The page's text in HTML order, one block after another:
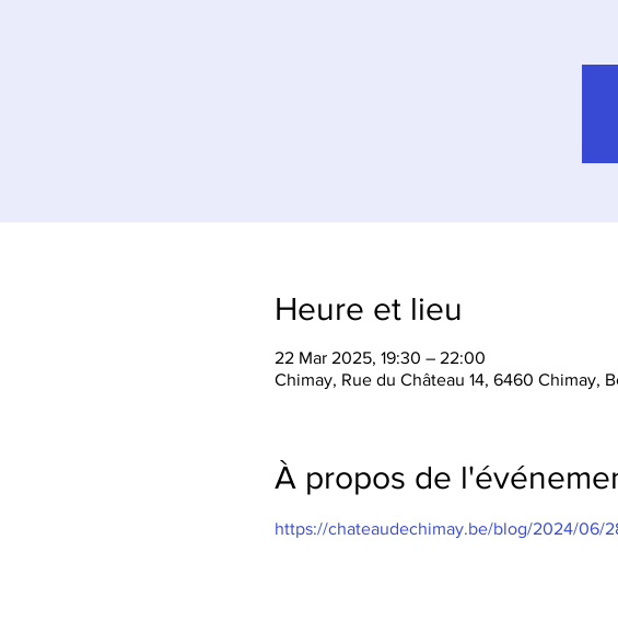
Heure et lieu
22 Mar 2025, 19:30 – 22:00
Chimay, Rue du Château 14, 6460 Chimay,
À propos de
https://chateaudechimay.be/blog/2024/06/